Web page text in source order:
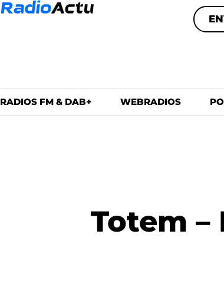
RADIOS FM & DAB+ WEBRADIOS
Totem –